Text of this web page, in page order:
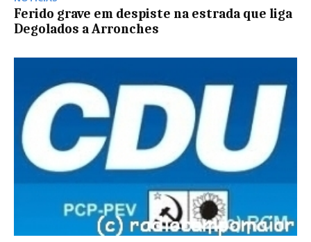
Ferido grave em despiste na estrada que liga
Degolados a Arronches